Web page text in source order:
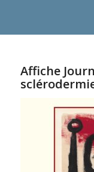
Affiche